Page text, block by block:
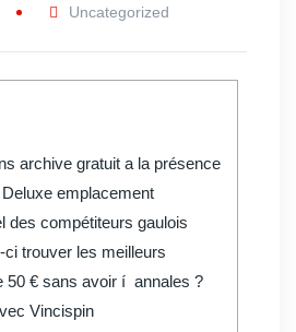
Uncategorized
archive gratuit a la présence
emplacement
des compétiteurs gaulois
ci trouver les meilleurs
50 € sans avoir í annales ?
Vincispin